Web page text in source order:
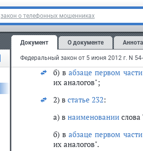
закон о телефонных мошенниках
Документ О документе
ст. 2954; 2003, N 50, ст.
изменения:
1) встатье 230:
а) внаименованиислова
б) вабзаце первом
их аналогов";
2) в статье 232:
а) в наименовании
б) вабзаце первом
их аналогов".